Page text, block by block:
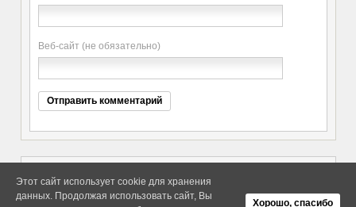
Веб-сайт (не обязательно)
Об Arras WordPress Theme
Copyright elitethings. All Rights
Этот сайт использует cookie для хранения
данных. Продолжая использовать сайт, Вы
Хорошо, спасибо